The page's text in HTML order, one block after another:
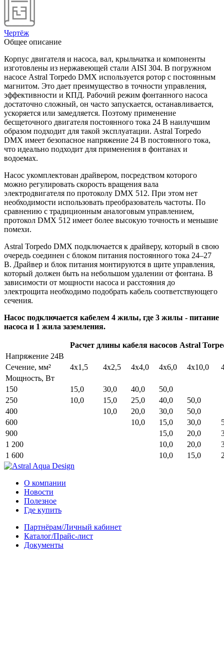
Чертёж
Общее описание
Корпус двигателя и насоса, вал, крыльчатка и компоненты
изготовлены из нержавеющей стали AISI 304. В погружном
насосе Astral Torpedo DMX используется ротор с постоянным
магнитом. Это дает преимущество в точности управления,
эффективности и КПД. Рабочий режим фонтанного насоса
достаточно сложный, он часто запускается, останавливается,
ускоряется или замедляется. Поэтому применение
бесщеточного двигателя постоянного тока 24 В наилучшим
образом подходит для такой эксплуатации. Astral Torpedo
DMX имеет безопасное напряжение 24 В постоянного тока,
что идеально подходит для применения в фонтанах и
водоемах.
Насос укомплектован драйвером, посредством которого
можно регулировать скорость вращения вала
электродвигателя по протоколу DMX 512. При этом нет
необходимости использовать преобразователь частоты. По
сравнению с традиционным аналоговым управлением,
протокол DMX 512 имеет более высокую точность и меньшие
помехи.
Astral Torpedo DMX подключается к драйверу, который в свою
очередь соединен с блоком питания постоянного тока 24–27
В. Драйвер и блок питания монтируются в щите управления,
который должен быть на небольшом удалении от фонтана. В
зависимости от мощности насоса и расстояния до
электрощита необходимо подобрать кабель соответствующего
сечения.
Насос подключается кабелем 4 жилы, где 3 жилы - питание
насоса и 1 жила заземления.
Расчет длины кабеля насосов Astral
Напряжение 24В
Сечение, мм²
4x1,5 4x2,5 4х4,0 4х6,0 4x10,0
Мощность, Вт
150
15,0 30,0 40,0
50,0
250
10,0 15,0 25,0 40,0
50,0
400
10,0 20,0 30,0
50,0
600
10,0 15,0 30,0
900
15,0 20,0
1 200
10,0 20,0
1 600
10,0 15,0
О компании
Новости
Полезное
Где купить
Партнёрам/Личный кабинет
Каталог/Прайс-лист
Документы